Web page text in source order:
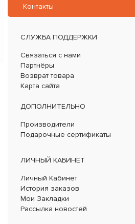
Контакты
СЛУЖБА ПОДДЕРЖКИ
Связаться с нами
Партнёры
Возврат товара
Карта сайта
ДОПОЛНИТЕЛЬНО
Производители
Подарочные сертификаты
ЛИЧНЫЙ КАБИНЕТ
Личный Кабинет
История заказов
Мои Закладки
Рассылка новостей